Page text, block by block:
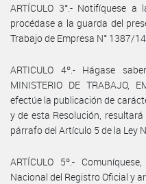
ARTÍCULO 3°.- Notifíquese
procédase a la guarda del
Trabajo de Empresa N° 1387/
ARTICULO 4º.- Hágase
MINISTERIO DE TRABAJO,
efectúe la publicación de
y de esta Resolución,
párrafo del Artículo 5 de la Ley
ARTÍCULO 5º.-
Nacional del Registro Oficial y